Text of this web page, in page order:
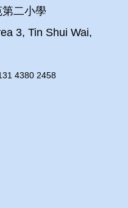
二小學
3, Tin Shui Wai,
4380 2458